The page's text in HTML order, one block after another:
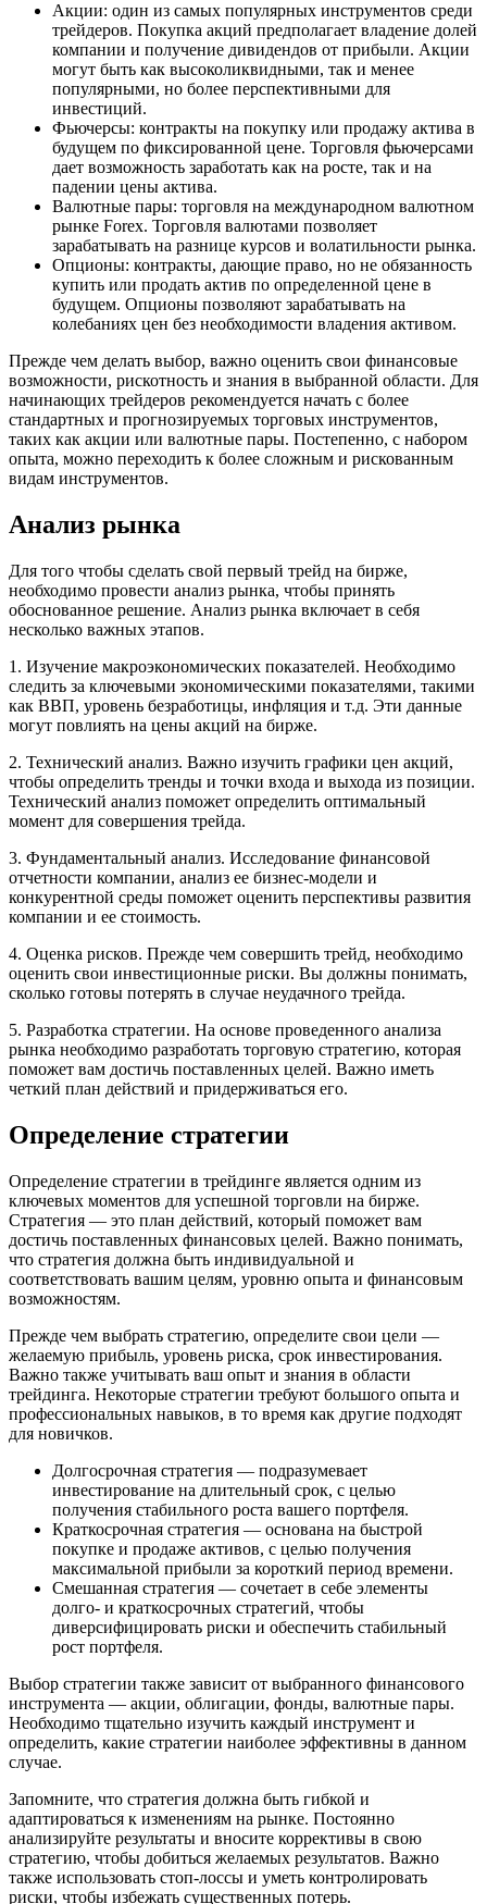
Акции: один из самых популярных инструментов среди
трейдеров. Покупка акций предполагает владение долей
компании и получение дивидендов от прибыли. Акции
могут быть как высоколиквидными, так и менее
популярными, но более перспективными для
инвестиций.
Фьючерсы: контракты на покупку или продажу актива в
будущем по фиксированной цене. Торговля фьючерсами
дает возможность заработать как на росте, так и на
падении цены актива.
Валютные пары: торговля на международном валютном
рынке Forex. Торговля валютами позволяет
зарабатывать на разнице курсов и волатильности рынка.
Опционы: контракты, дающие право, но не обязанность
купить или продать актив по определенной цене в
будущем. Опционы позволяют зарабатывать на
колебаниях цен без необходимости владения активом.
Прежде чем делать выбор, важно оценить свои финансовые
возможности, рискотность и знания в выбранной области. Для
начинающих трейдеров рекомендуется начать с более
стандартных и прогнозируемых торговых инструментов,
таких как акции или валютные пары. Постепенно, с набором
опыта, можно переходить к более сложным и рискованным
видам инструментов.
Анализ рынка
Для того чтобы сделать свой первый трейд на бирже,
необходимо провести анализ рынка, чтобы принять
обоснованное решение. Анализ рынка включает в себя
несколько важных этапов.
1. Изучение макроэкономических показателей. Необходимо
следить за ключевыми экономическими показателями, такими
как ВВП, уровень безработицы, инфляция и т.д. Эти данные
могут повлиять на цены акций на бирже.
2. Технический анализ. Важно изучить графики цен акций,
чтобы определить тренды и точки входа и выхода из позиции.
Технический анализ поможет определить оптимальный
момент для совершения трейда.
3. Фундаментальный анализ. Исследование финансовой
отчетности компании, анализ ее бизнес-модели и
конкурентной среды поможет оценить перспективы развития
компании и ее стоимость.
4. Оценка рисков. Прежде чем совершить трейд, необходимо
оценить свои инвестиционные риски. Вы должны понимать,
сколько готовы потерять в случае неудачного трейда.
5. Разработка стратегии. На основе проведенного анализа
рынка необходимо разработать торговую стратегию, которая
поможет вам достичь поставленных целей. Важно иметь
четкий план действий и придерживаться его.
Определение стратегии
Определение стратегии в трейдинге является одним из
ключевых моментов для успешной торговли на бирже.
Стратегия — это план действий, который поможет вам
достичь поставленных финансовых целей. Важно понимать,
что стратегия должна быть индивидуальной и
соответствовать вашим целям, уровню опыта и финансовым
возможностям.
Прежде чем выбрать стратегию, определите свои цели —
желаемую прибыль, уровень риска, срок инвестирования.
Важно также учитывать ваш опыт и знания в области
трейдинга. Некоторые стратегии требуют большого опыта и
профессиональных навыков, в то время как другие подходят
для новичков.
Долгосрочная стратегия — подразумевает
инвестирование на длительный срок, с целью
получения стабильного роста вашего портфеля.
Краткосрочная стратегия — основана на быстрой
покупке и продаже активов, с целью получения
максимальной прибыли за короткий период времени.
Смешанная стратегия — сочетает в себе элементы
долго- и краткосрочных стратегий, чтобы
диверсифицировать риски и обеспечить стабильный
рост портфеля.
Выбор стратегии также зависит от выбранного финансового
инструмента — акции, облигации, фонды, валютные пары.
Необходимо тщательно изучить каждый инструмент и
определить, какие стратегии наиболее эффективны в данном
случае.
Запомните, что стратегия должна быть гибкой и
адаптироваться к изменениям на рынке. Постоянно
анализируйте результаты и вносите коррективы в свою
стратегию, чтобы добиться желаемых результатов. Важно
также использовать стоп-лоссы и уметь контролировать
риски, чтобы избежать существенных потерь.